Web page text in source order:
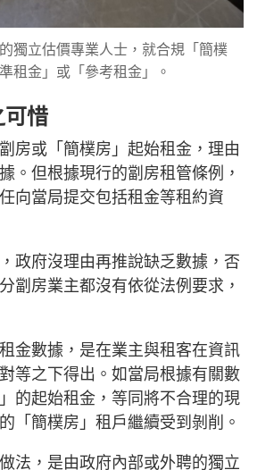
獨立估價專業人士，就合規「簡樸
租金」或「參考租金」。
可惜
房或「簡樸房」起始租金，理由
。但根據現行的劏房租管條例，
向當局提交包括租金等租約資
政府沒理由再推說缺乏數據，否
劏房業主都沒有依從法例要求，
金數據，是在業主與租客在資訊
等之下得出。如當局根據有關數
的起始租金，等同將不合理的現
「簡樸房」租戶繼續受到剝削。
法，是由政府內部或外聘的獨立